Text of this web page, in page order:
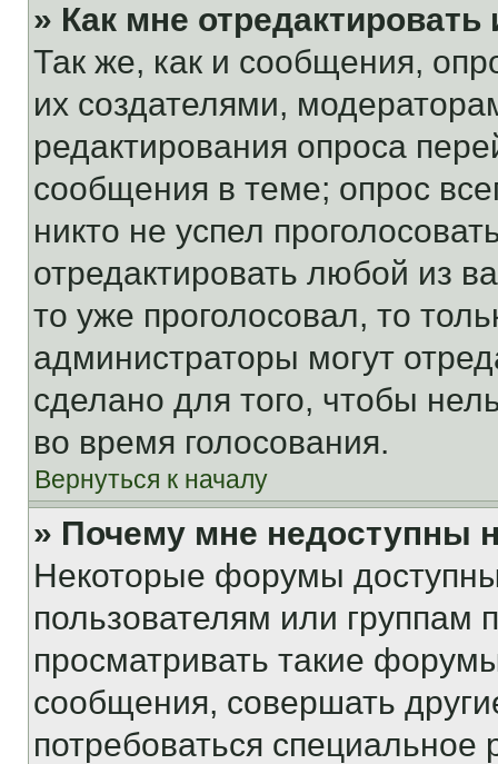
» Как мне
Так же, как и сообщения,
их создателями,
редактирования опроса
сообщения в теме; опрос
никто не успел
отредактировать любой из
то уже проголосовал, то
администраторы могут
сделано для того, чтобы
во время голосования.
Вернуться к началу
» Почему мне недоступны
Некоторые форумы
пользователям или группам
просматривать такие
сообщения, совершать
потребоваться